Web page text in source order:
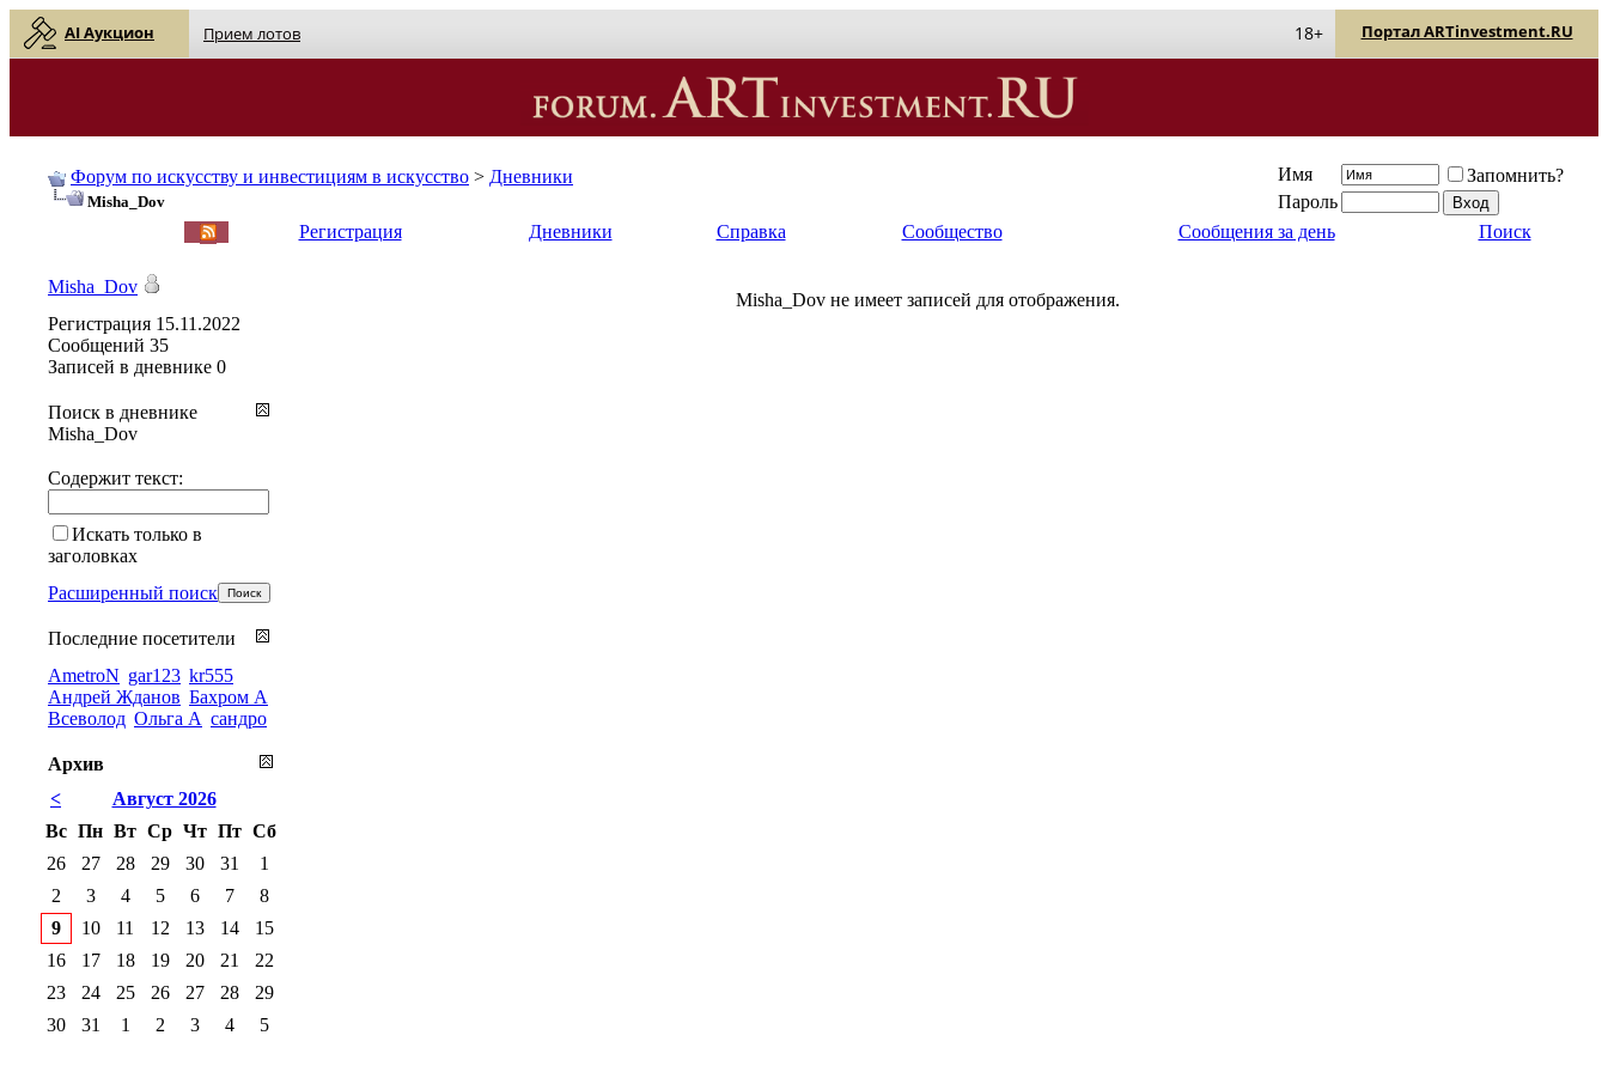
AI Аукцион Прием лотов Портал ARTinvestment.RU
18+
Форум по искусству и инвестициям в искусство > Дневники
Misha_Dov
Имя
Запомнить?
Пароль
Регистрация Дневники Справка Сообщество Сообщения за день Поиск
Misha_Dov не имеет записей для отображения.
Misha_Dov
Регистрация 15.11.2022
Сообщений 35
Записей в дневнике 0
Поиск в дневнике
Misha_Dov
Содержит текст:
Искать только в
заголовках
Расширенный поиск
Последние посетители
AmetroN gar123 kr555
Андрей Жданов Бахром А
Всеволод Ольга А сандро
Архив
<
Август 2026
Вс Пн Вт Ср Чт Пт Сб
26
27 28 29 30 31
1
2
3 4 5 6 7
8
9
10 11 12 13 14
15
16
17 18 19 20 21
22
23
24 25 26 27 28
29
30
31 1 2 3 4 5